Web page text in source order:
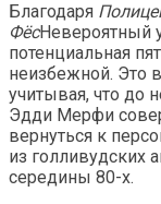
Благодаря
ФёсНевероятный
потенциальная
неизбежной. Это
учитывая, что до
Эдди Мерфи
вернуться к
из голливудских
середины 80-х.